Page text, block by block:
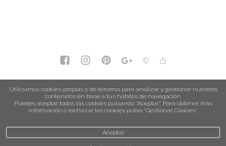
política de privacidad
política de cookies
Utilizamos cookies propias y de terceros para analizar y gestionar nuestros
contenidos en base a tus hábitos de navegación.
Puedes aceptar todas las cookies pulsando “Aceptar”. Para obtener más
información o rechazar las cookies pulsa “Gestionar Cookies“
Aceptar